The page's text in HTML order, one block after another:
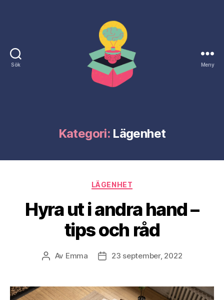
Sök Meny
Kategori: Lägenhet
Kategorier
LÄGENHET
Hyra ut i andra hand –
tips och råd
Inläggsförfattare
Av Emma Inläggsdatum
23 september, 2022